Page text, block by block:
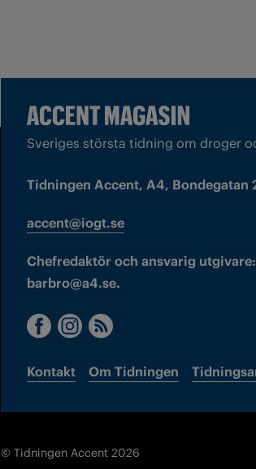
Sveriges största tidning om droger
Tidningen Accent, A4, Bondegatan
accent@iogt.se
Chefredaktör och ansvarig
barbro@a4.se.
Kontakt Om Tidningen
© Tidningen Accent 2026